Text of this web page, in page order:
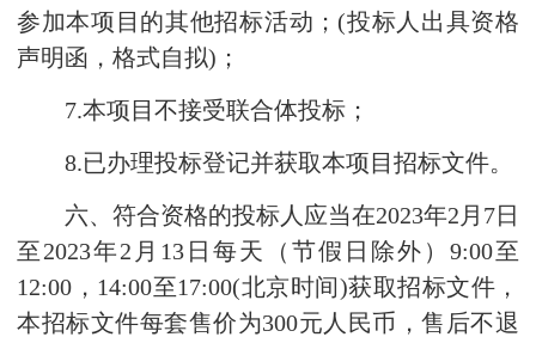
参加本项目的其他招标活动；(投标人出具资格
声明函，格式自拟)；
7.本项目不接受联合体投标；
8.已办理投标登记并获取本项目招标文件。
六、符合资格的投标人应当在2023年2月7日
至2023年2月13日每天（节假日除外）9:00至
12:00，14:00至17:00(北京时间)获取招标文件，
本招标文件每套售价为300元人民币，售后不退